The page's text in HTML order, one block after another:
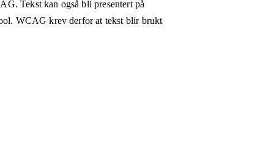
Tekst kan også bli presentert på
WCAG krev derfor at tekst blir brukt